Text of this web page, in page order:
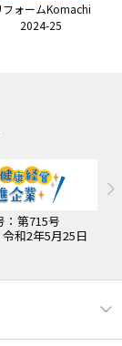
フォームKomachi
2024-25
和7年4月1日~令和
3月31日